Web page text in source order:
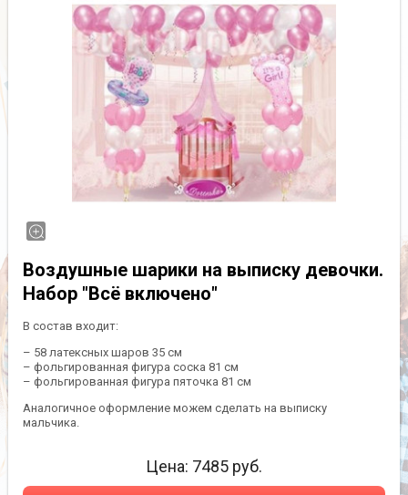
Воздушные шарики на выписку девочки.
Набор "Всё включено"
В состав входит:
– 58 латексных шаров 35 см
– фольгированная фигура соска 81 см
– фольгированная фигура пяточка 81 см
Аналогичное оформление можем сделать на выписку
мальчика.
Цена: 7485 руб.